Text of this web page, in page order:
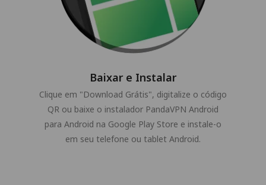
Baixar e Instalar
Clique em "Download Grátis", digitalize o código
QR ou baixe o instalador PandaVPN Android
para Android na Google Play Store e instale-o
em seu telefone ou tablet Android.